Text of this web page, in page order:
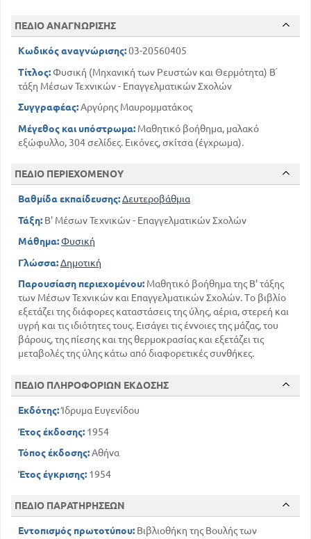
ΠΕΔΙΟ ΑΝΑΓΝΩΡΙΣΗΣ
Κωδικός αναγνώρισης:03-20560405
Τίτλος:Φυσική (Μηχανική των Ρευστών και Θερμότητα) Β ́
τάξη Μέσων Τεχνικών - Επαγγελματικών Σχολών
Συγγραφέας:Αργύρης Μαυρομματάκος
Μέγεθος και υπόστρωμα: Μαθητικό βοήθημα, μαλακό
εξώφυλλο, 304 σελίδες. Εικόνες, σκίτσα (έγχρωμα).
ΠΕΔΙΟ ΠΕΡΙΕΧΟΜΕΝΟΥ
Βαθμίδα εκπαίδευσης:Δευτεροβάθμια
Τάξη: Β' Μέσων Τεχνικών - Επαγγελματικών Σχολών
Μάθημα:Φυσική
Γλώσσα:Δημοτική
Παρουσίαση περιεχομένου: Μαθητικό βοήθημα της Β' τάξης
των Μέσων Τεχνικών και Επαγγελματικών Σχολών. Το βιβλίο
εξετάζει της διάφορες καταστάσεις της ύλης, αέρια, στερεή και
υγρή και τις ιδιότητες τους. Εισάγει τις έννοιες της μάζας, του
βάρους, της πίεσης και της θερμοκρασίας και εξετάζει τις
μεταβολές της ύλης κάτω από διαφορετικές συνθήκες.
ΠΕΔΙΟ ΠΛΗΡΟΦΟΡΙΩΝ ΕΚΔΟΣΗΣ
Εκδότης:Ίδρυμα Ευγενίδου
Έτος έκδοσης: 1954
Τόπος έκδοσης:Αθήνα
Έτος έγκρισης: 1954
ΠΕΔΙΟ ΠΑΡΑΤΗΡΗΣΕΩΝ
Εντοπισμός πρωτοτύπου: Βιβλιοθήκη της Βουλής των